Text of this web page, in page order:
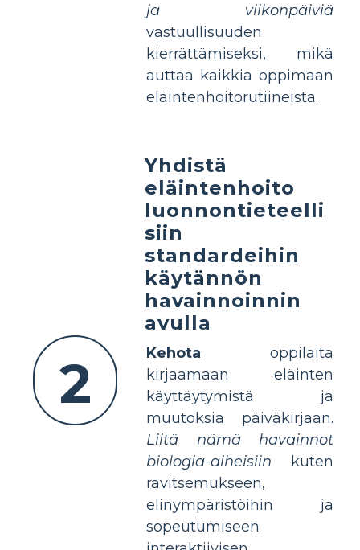
ja viikonpäiviä
vastuullisuuden
kierrättämiseksi, mikä
auttaa kaikkia oppimaan
eläintenhoitorutiineista.
2
Yhdistä
eläintenhoito
luonnontieteelli
siin
standardeihin
käytännön
havainnoinnin
avulla
Kehota oppilaita
kirjaamaan eläinten
käyttäytymistä ja
muutoksia päiväkirjaan.
Liitä nämä havainnot
biologia-aiheisiin kuten
ravitsemukseen,
elinympäristöihin ja
sopeutumiseen